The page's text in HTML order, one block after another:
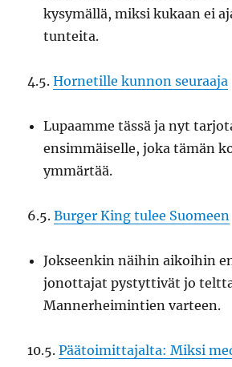
kysymällä, miksi kukaan ei
tunteita.
4.5.Hornetille kunnon seuraaja
Lupaamme tässä ja nyt
ensimmäiselle, joka tämän
ymmärtää.
6.5.Burger King tulee Suomeen
Jokseenkin näihin aikoihin
jonottajat pystyttivät jo
Mannerheimintien varteen.
10.5.Päätoimittajalta: Miksi